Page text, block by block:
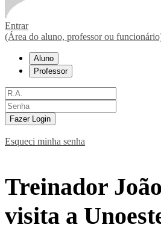
Entrar
(Área do aluno, professor ou
Aluno
Professor
Fazer Login
Esqueci minha senha
Treinador
visita a